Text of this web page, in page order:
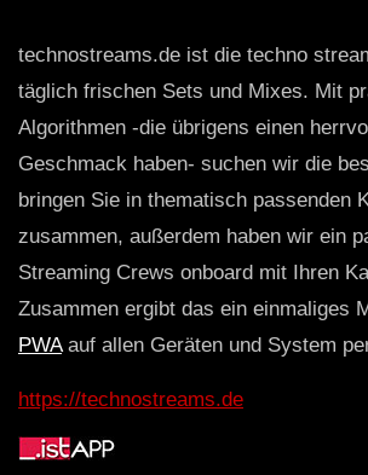
technostreams.de ist die techno
täglich frischen Sets und Mixes. Mit
Algorithmen -die übrigens einen
Geschmack haben- suchen wir die
bringen Sie in thematisch passenden
zusammen, außerdem haben wir ein
Streaming Crews onboard mit Ihren
Zusammen ergibt das ein einmaliges
PWAauf allen Geräten und System
https://technostreams.de